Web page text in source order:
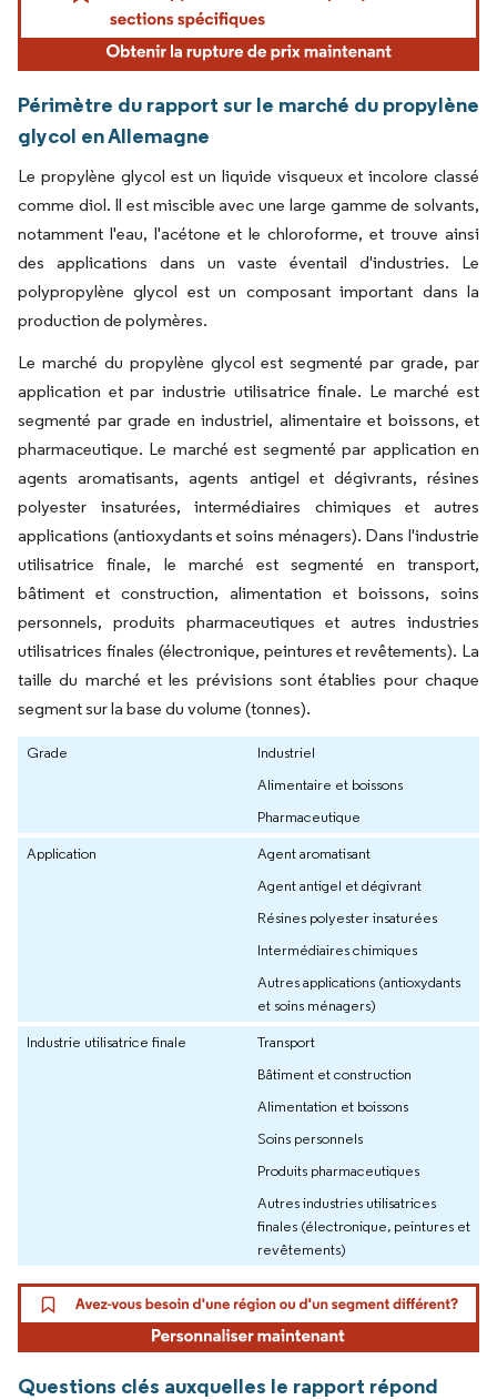
Périmètre du rapport sur le marché du propylène
glycol en Allemagne
Le propylène glycol est un liquide visqueux et incolore classé
comme diol. Il est miscible avec une large gamme de solvants,
notamment l'eau, l'acétone et le chloroforme, et trouve ainsi
des applications dans un vaste éventail d'industries. Le
polypropylène glycol est un composant important dans la
production de polymères.
Le marché du propylène glycol est segmenté par grade, par
application et par industrie utilisatrice finale. Le marché est
segmenté par grade en industriel, alimentaire et boissons, et
pharmaceutique. Le marché est segmenté par application en
agents aromatisants, agents antigel et dégivrants, résines
polyester insaturées, intermédiaires chimiques et autres
applications (antioxydants et soins ménagers). Dans l'industrie
utilisatrice finale, le marché est segmenté en transport,
bâtiment et construction, alimentation et boissons, soins
personnels, produits pharmaceutiques et autres industries
utilisatrices finales (électronique, peintures et revêtements). La
taille du marché et les prévisions sont établies pour chaque
segment sur la base du volume (tonnes).
Grade
Industriel
Alimentaire et boissons
Pharmaceutique
Application
Agent aromatisant
Agent antigel et dégivrant
Résines polyester insaturées
Intermédiaires chimiques
Autres applications (antioxydants
et soins ménagers)
Industrie utilisatrice finale
Transport
Bâtiment et construction
Alimentation et boissons
Soins personnels
Produits pharmaceutiques
Autres industries utilisatrices
finales (électronique, peintures et
revêtements)
Questions clés auxquelles le rapport répond